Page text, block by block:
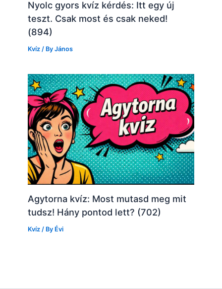
Nyolc gyors kvíz kérdés: Itt egy új
teszt. Csak most és csak neked!
(894)
Kvíz / ByJános
Agytorna kvíz: Most mutasd meg mit
tudsz! Hány pontod lett? (702)
Kvíz / By Évi